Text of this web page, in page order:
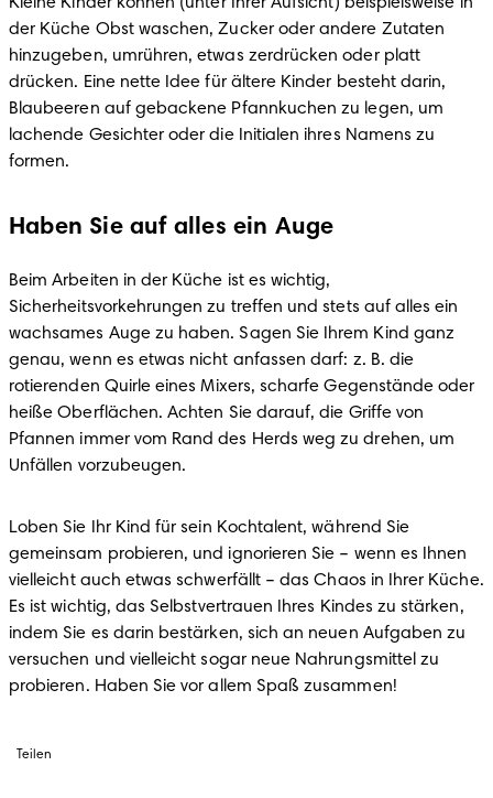
der Küche Obst waschen, Zucker oder andere Zutaten
hinzugeben, umrühren, etwas zerdrücken oder platt
drücken. Eine nette Idee für ältere Kinder besteht darin,
Blaubeeren auf gebackene Pfannkuchen zu legen, um
lachende Gesichter oder die Initialen ihres Namens zu
formen.
Haben Sie auf alles ein Auge
Beim Arbeiten in der Küche ist es wichtig,
Sicherheitsvorkehrungen zu treffen und stets auf alles ein
wachsames Auge zu haben. Sagen Sie Ihrem Kind ganz
genau, wenn es etwas nicht anfassen darf: z. B. die
rotierenden Quirle eines Mixers, scharfe Gegenstände oder
heiße Oberflächen. Achten Sie darauf, die Griffe von
Pfannen immer vom Rand des Herds weg zu drehen, um
Unfällen vorzubeugen.
Loben Sie Ihr Kind für sein Kochtalent, während Sie
gemeinsam probieren, und ignorieren Sie – wenn es Ihnen
vielleicht auch etwas schwerfällt – das Chaos in Ihrer Küche.
Es ist wichtig, das Selbstvertrauen Ihres Kindes zu stärken,
indem Sie es darin bestärken, sich an neuen Aufgaben zu
versuchen und vielleicht sogar neue Nahrungsmittel zu
probieren. Haben Sie vor allem Spaß zusammen!
Teilen